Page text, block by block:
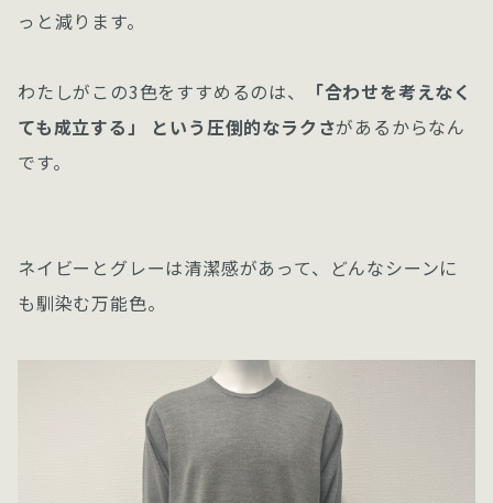
っと減ります。
わたしがこの3色をすすめるのは、
「合わせを考えなく
ても成立する」 という圧倒的なラクさがあるからなん
です。
ネイビーとグレーは清潔感があって、どんなシーンに
も馴染む万能色。